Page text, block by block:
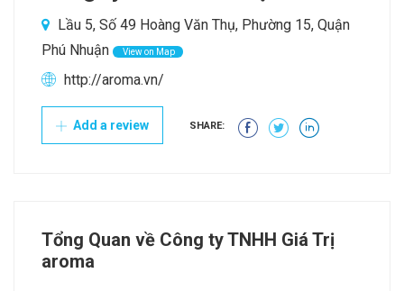
Lầu 5, Số 49 Hoàng Văn Thụ, Phường 15, Quận
Phú Nhuận
View on Map
http://aroma.vn/
Add a review SHARE:
Tổng Quan về Công ty TNHH Giá Trị
aroma